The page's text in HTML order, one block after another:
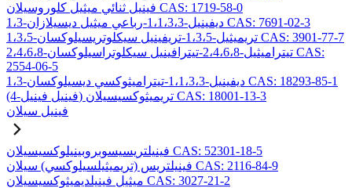
فينيل ثنائي ميثيل كلوروسيلان CAS: 1719-58-0
1،3-ديفينيل-1،1،3،3-رباعي ميثيل ديسيلازان CAS: 7691-02-3
1،3،5-تريميثيل-1،3،5-تريفينيل سيكلوتريسيلوكسان CAS: 3901-77-7
2،4،6،8-تيتراميثيل-2،4،6،8-تيترافينيل سيكلوتراسيلوكسان CAS:
2554-06-5
1،3-ديفينيل-1،1،3،3-تيتراميثوكسي ديسيلوكسان CAS: 18293-85-1
(4-فينيل فينيل) تريميثوكسيسيلان CAS: 18001-13-3
فينيل سيلان
فينيلتريسيسوبروبينيلوكسيسيلان CAS: 52301-18-5
فينيلتريس (تريميثيلسيلوكسي) سيلان CAS: 2116-84-9
ميثيل فينيلديميثوكسيسيلان CAS: 3027-21-2